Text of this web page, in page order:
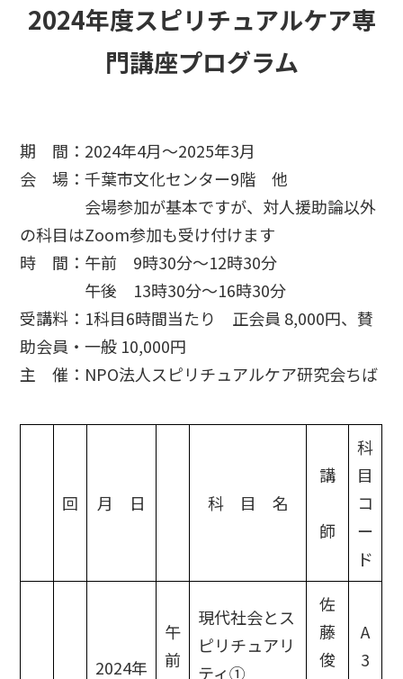
2024年度スピリチュアルケア専
門講座プログラム
期 間：2024年4月～2025年3月
会 場：千葉市文化センター9階 他
会場参加が基本ですが、対人援助論以外
の科目はZoom参加も受け付けます
時 間：午前 9時30分～12時30分
午後 13時30分～16時30分
受講料：1科目6時間当たり 正会員 8,000円、賛
助会員・一般 10,000円
主 催：NPO法人スピリチュアルケア研究会ちば
回 月 日 科 目 名
講
師
科
目
コ
ー
ド
2024年
午
前
現代社会とス
ピリチュアリ
ティ①
佐
藤
俊
A
3